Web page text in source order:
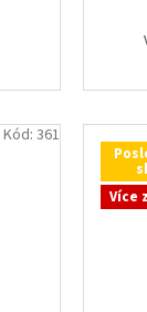
Kód: 361
Více